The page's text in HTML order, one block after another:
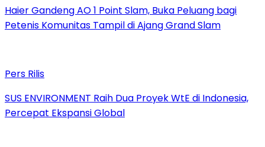
Haier Gandeng AO 1 Point Slam, Buka Peluang bagi
Petenis Komunitas Tampil di Ajang Grand Slam
Pers Rilis
SUS ENVIRONMENT Raih Dua Proyek WtE di Indonesia,
Percepat Ekspansi Global